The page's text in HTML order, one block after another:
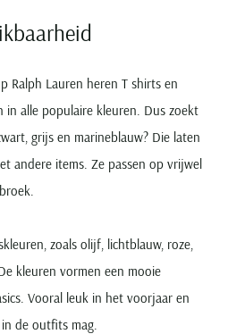
Ralph Lauren heren T shirts en
in alle populaire kleuren. Dus zoekt
grijs en marineblauw? Die laten
andere items. Ze passen op vrijwel
zoals olijf, lichtblauw, roze,
kleuren vormen een mooie
Vooral leuk in het voorjaar en
de outfits mag.